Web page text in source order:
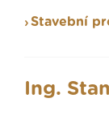
Stavební
Ing.